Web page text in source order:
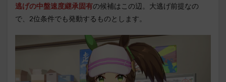
逃げの中盤速度継承固有の候補はこの辺。大逃げ前提なの
で、2位条件でも発動するものとします。